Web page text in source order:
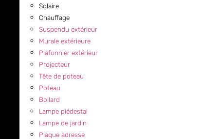
Solaire
Chauffage
Suspendu extérieur
Murale extérieure
Plafonnier extérieur
Projecteur
Tête de poteau
Poteau
Bollard
Lampe piédestal
Lampe de jardin
Plaque adresse